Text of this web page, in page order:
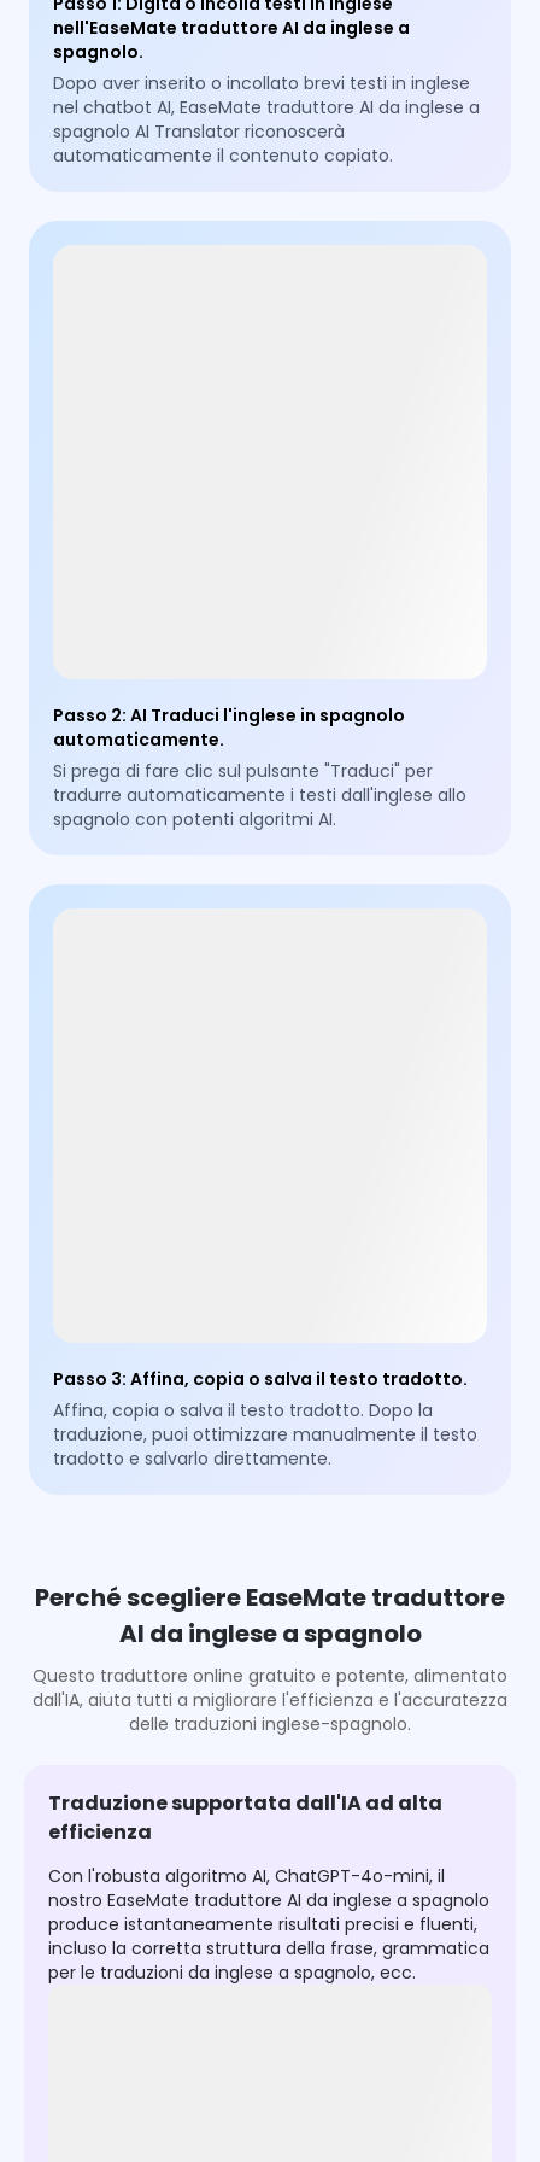
nell'EaseMate traduttore AI da inglese a
spagnolo.
Dopo aver inserito o incollato brevi testi in inglese
nel chatbot AI, EaseMate traduttore AI da inglese a
spagnolo AI Translator riconoscerà
automaticamente il contenuto copiato.
Passo 2:AI Traduci l'inglese in spagnolo
automaticamente.
Si prega di fare clic sul pulsante "Traduci" per
tradurre automaticamente i testi dall'inglese allo
spagnolo con potenti algoritmi AI.
Passo 3:Affina, copia o salva il testo tradotto.
Affina, copia o salva il testo tradotto. Dopo la
traduzione, puoi ottimizzare manualmente il testo
tradotto e salvarlo direttamente.
Perché scegliere EaseMate traduttore
AI da inglese a spagnolo
Questo traduttore online gratuito e potente, alimentato
dall'IA, aiuta tutti a migliorare l'efficienza e l'accuratezza
delle traduzioni inglese-spagnolo.
Traduzione supportata dall'IA ad alta
efficienza
Con l'robusta algoritmo AI, ChatGPT-4o-mini, il
nostro EaseMate traduttore AI da inglese a spagnolo
produce istantaneamente risultati precisi e fluenti,
incluso la corretta struttura della frase, grammatica
per le traduzioni da inglese a spagnolo, ecc.